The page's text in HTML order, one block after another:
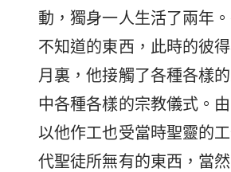
動，獨身一人生活了兩年
不知道的東西，此時的彼
月裏，他接觸了各種各樣
中各種各樣的宗教儀式。
以他作工也受當時聖靈的
代聖徒所無有的東西，當